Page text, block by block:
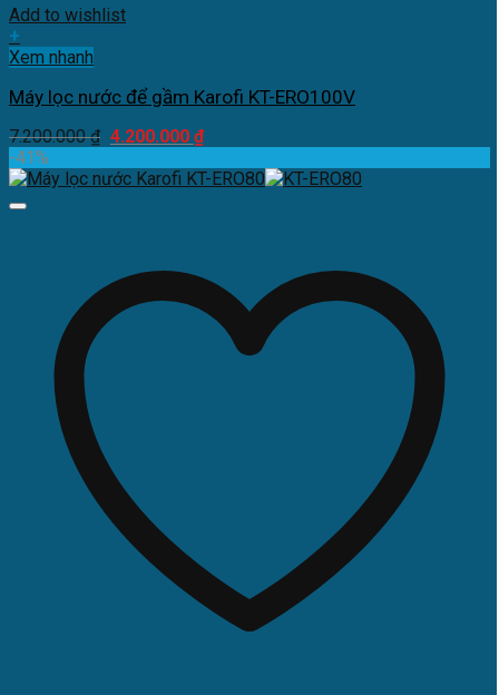
Add to wishlist
+
Xem nhanh
Máy lọc nước để gầm Karofi KT-ERO100V
7.200.000₫ Giá
là:
4.200.000 ₫Giá
tại
-41%